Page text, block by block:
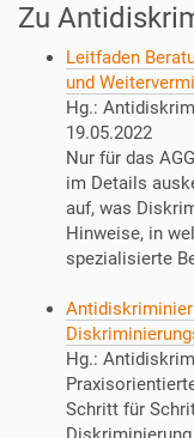
Zu
Leitfaden
und
Hg.:
19.05.2022
Nur für das
im Details
auf, was
Hinweise, in
spezialisierte
Hg.:
Schritt für